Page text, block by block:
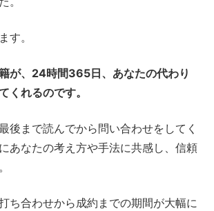
す。
が、24時間365日、あなたの代わり
くれるのです。
後まで読んでから問い合わせをしてく
あなたの考え方や手法に共感し、信頼
ち合わせから成約までの期間が大幅に